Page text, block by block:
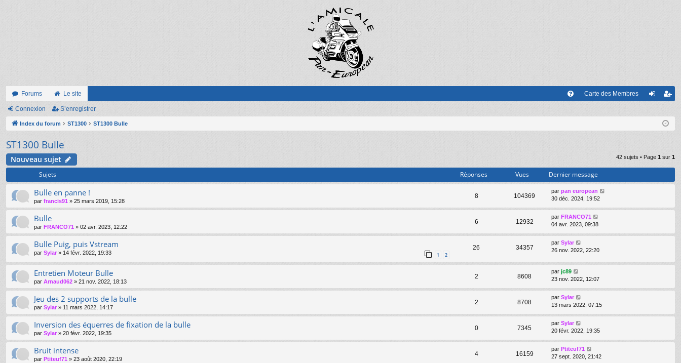
Forums Le site Carte des Membres
on
nr
ist
re
r
Connexion S’enregistrer
Index du forum ST1300 ST1300 Bulle
ST1300 Bulle
Nouveau sujet 42 sujets • Page 1 sur 1
Sujets Réponses Vues Dernier message
Bulle en panne !
par francis91 » 25 mars 2019, 15:28
8 104369
par pan european
30 déc. 2024, 19:52
Bulle
par FRANCO71 » 02 avr. 2023, 12:22
6 12932
par FRANCO71
04 avr. 2023, 09:38
Bulle Puig, puis Vstream
par Sylar » 14 févr. 2022, 19:33 1 2
26 34357
par Sylar
26 nov. 2022, 22:20
Entretien Moteur Bulle
par Arnaud062 » 21 nov. 2022, 18:13
2 8608
par jc89
23 nov. 2022, 12:07
Jeu des 2 supports de la bulle
par Sylar » 11 mars 2022, 14:17
2 8708
par Sylar
13 mars 2022, 07:15
Inversion des équerres de fixation de la bulle
par Sylar » 20 févr. 2022, 19:35
0 7345
par Sylar
20 févr. 2022, 19:35
Bruit intense
par Ptiteuf71 » 23 août 2020, 22:19
4 16159
par Ptiteuf71
27 sept. 2020, 21:42